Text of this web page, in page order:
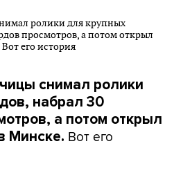
снимал ролики
набрал 30
а потом открыл
Минске. Вот его